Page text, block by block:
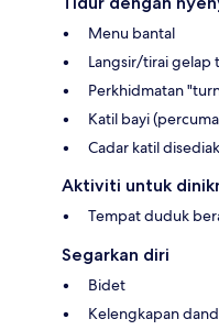
Menu bantal
Langsir/tirai gelap
Perkhidmatan
Katil bayi
Cadar katil
Aktiviti untuk
Tempat duduk
Segarkan diri
Bidet
Kelengkapan